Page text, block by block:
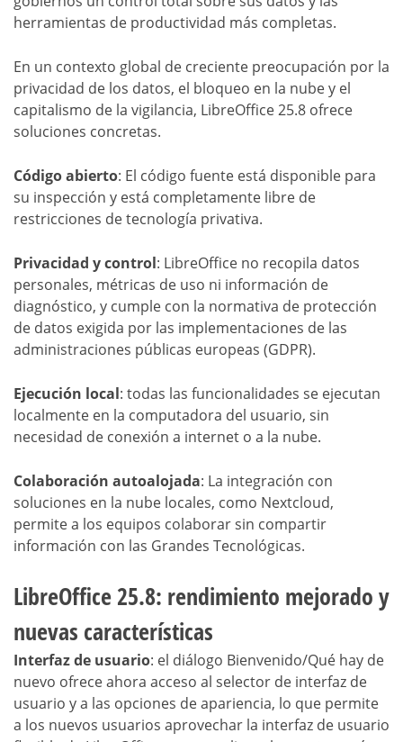
herramientas de productividad más completas.
En un contexto global de creciente preocupación por la
privacidad de los datos, el bloqueo en la nube y el
capitalismo de la vigilancia, LibreOffice 25.8 ofrece
soluciones concretas.
Código abierto: El código fuente está disponible para
su inspección y está completamente libre de
restricciones de tecnología privativa.
Privacidad y control: LibreOffice no recopila datos
personales, métricas de uso ni información de
diagnóstico, y cumple con la normativa de protección
de datos exigida por las implementaciones de las
administraciones públicas europeas (GDPR).
Ejecución local: todas las funcionalidades se ejecutan
localmente en la computadora del usuario, sin
necesidad de conexión a internet o a la nube.
Colaboración autoalojada: La integración con
soluciones en la nube locales, como Nextcloud,
permite a los equipos colaborar sin compartir
información con las Grandes Tecnológicas.
LibreOffice 25.8: rendimiento mejorado y
nuevas características
Interfaz de usuario: el diálogo Bienvenido/Qué hay de
nuevo ofrece ahora acceso al selector de interfaz de
usuario y a las opciones de apariencia, lo que permite
a los nuevos usuarios aprovechar la interfaz de usuario